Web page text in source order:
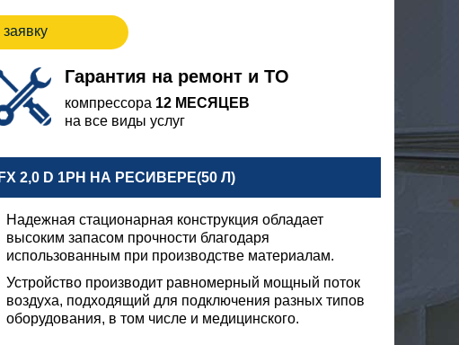
Гарантия на ремонт и ТО
компрессора 12 МЕСЯЦЕВ
на все виды услуг
2,0 D 1PH НА РЕСИВЕРЕ(50 Л)
Надежная стационарная конструкция обладает
высоким запасом прочности благодаря
использованным при производстве материалам.
Устройство производит равномерный мощный поток
воздуха, подходящий для подключения разных типов
оборудования, в том числе и медицинского.